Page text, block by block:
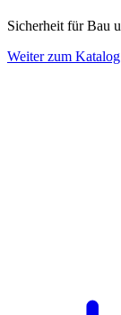
Sicherheit für Bau
Weiter zum Katalog